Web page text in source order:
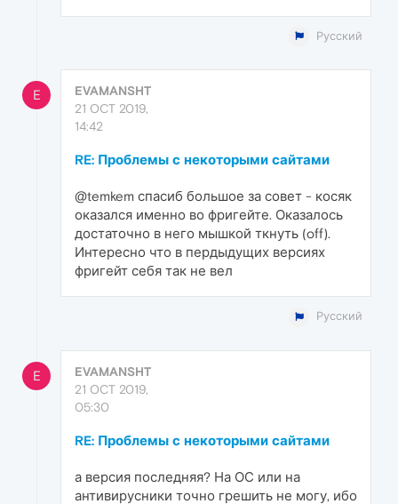
Русский
E
EVAMANSHT
21 OCT 2019,
14:42
RE: Проблемы с некоторыми сайтами
@temkem спасиб большое за совет - косяк
оказался именно во фригейте. Оказалось
достаточно в него мышкой ткнуть (off).
Интересно что в пердыдущих версиях
фригейт себя так не вел
Русский
E
EVAMANSHT
21 OCT 2019,
05:30
RE: Проблемы с некоторыми сайтами
а версия последняя? На ОС или на
антивирусники точно грешить не могу, ибо